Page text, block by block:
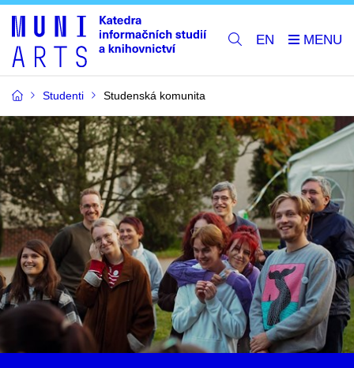
EN
Studenti Studenská komunita